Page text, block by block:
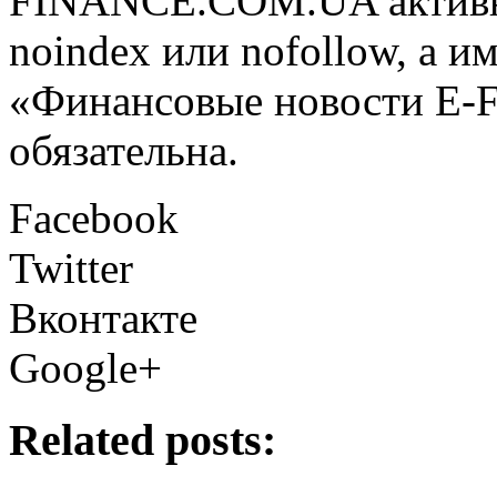
noindex или nofollow, а
«Финансовые новости
обязательна.
Facebook
Twitter
Вконтакте
Google+
Related posts: